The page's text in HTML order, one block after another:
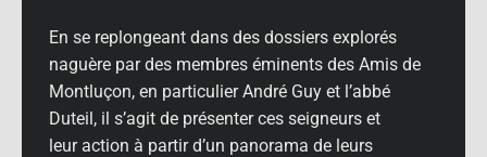
En se replongeant dans des dossiers explorés
naguère par des membres éminents des Amis de
Montluçon, en particulier André Guy et l’abbé
Duteil, il s’agit de présenter ces seigneurs et
leur action à partir d’un panorama de leurs